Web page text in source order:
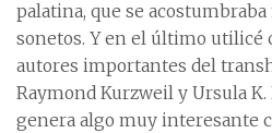
palatina, que se
sonetos. Y en el último utilicé
autores importantes del
Raymond Kurzweil y Ursula K.
genera algo muy interesante